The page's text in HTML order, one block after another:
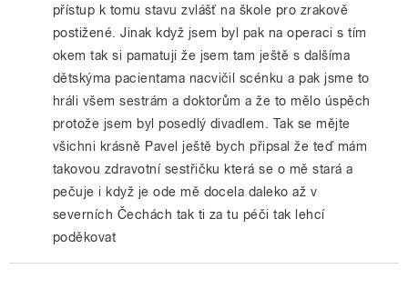
přístup k tomu stavu zvlášť na škole pro zrakově
postižené. Jinak když jsem byl pak na operaci s tím
okem tak si pamatuji že jsem tam ještě s dalšíma
dětskýma pacientama nacvičil scénku a pak jsme to
hráli všem sestrám a doktorům a že to mělo úspěch
protože jsem byl posedlý divadlem. Tak se mějte
všichni krásně Pavel ještě bych připsal že teď mám
takovou zdravotní sestřičku která se o mě stará a
pečuje i když je ode mě docela daleko až v
severních Čechách tak ti za tu péči tak lehcí
poděkovat